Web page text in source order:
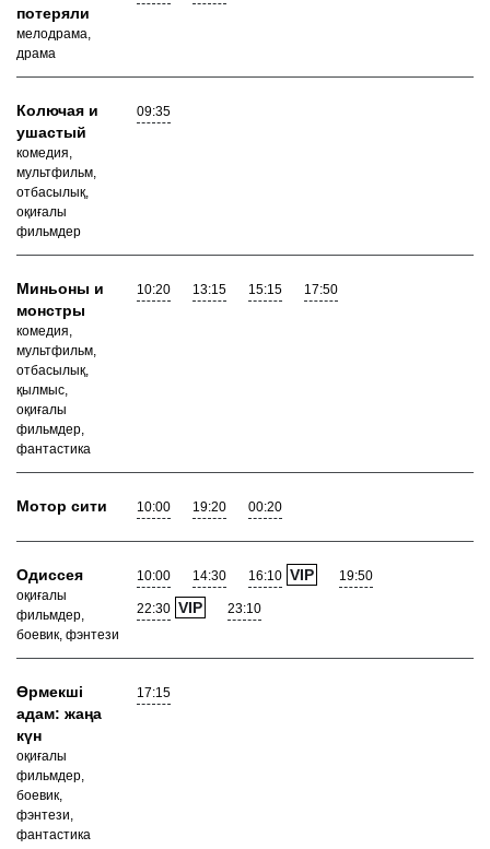
потеряли
мелодрама,
драма
Колючая и
ушастый
комедия,
мультфильм,
отбасылық,
оқиғалы
фильмдер
09:35
Миньоны и
монстры
комедия,
мультфильм,
отбасылық,
қылмыс,
оқиғалы
фильмдер,
фантастика
10:20 13:15 15:15 17:50
Мотор сити 10:00 19:20 00:20
Одиссея
оқиғалы
фильмдер,
боевик, фэнтези
10:00 14:30 16:10 VIP 19:50
22:30 VIP 23:10
Өрмекші
адам: жаңа
күн
оқиғалы
фильмдер,
боевик,
фэнтези,
фантастика
17:15